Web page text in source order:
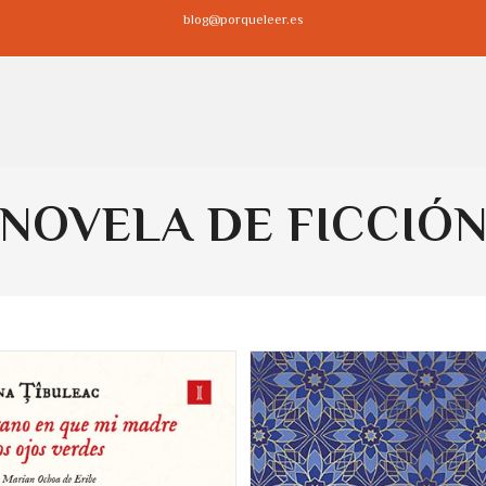
blog@porqueleer.es
DE FICCIÓN